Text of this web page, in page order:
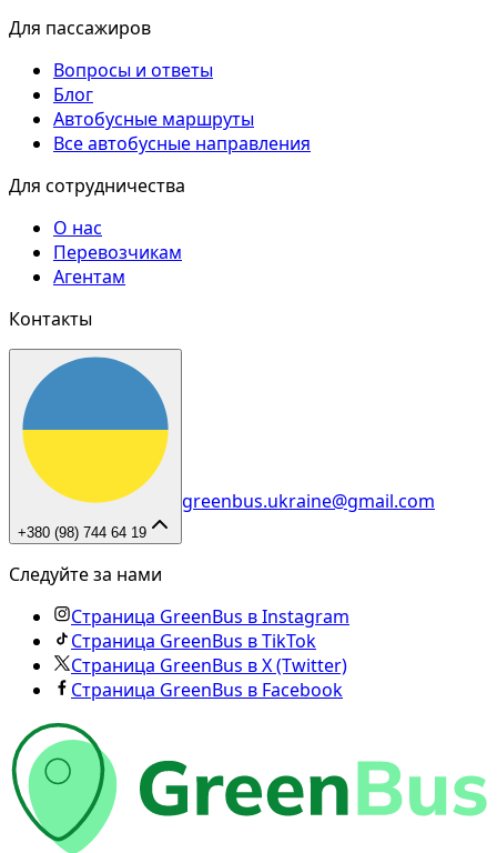
Для пассажиров
Вопросы и ответы
Блог
Автобусные маршруты
Все автобусные направления
Для сотрудничества
О нас
Перевозчикам
Агентам
Контакты
+380 (98) 744 64 19
greenbus.ukraine@gmail.com
Следуйте за нами
Страница GreenBus в Instagram
Страница GreenBus в TikTok
Страница GreenBus в X (Twitter)
Страница GreenBus в Facebook